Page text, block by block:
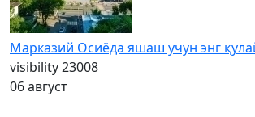
Марказий Осиёда яшаш учун энг
visibility23008
06 август